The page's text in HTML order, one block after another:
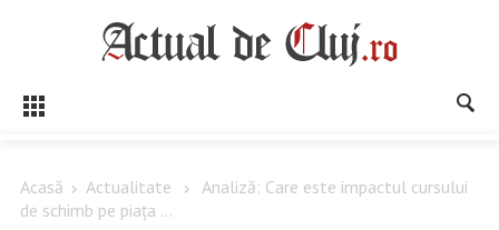
Acasă Actualitate
Analiză: Care este impactul cursului
de schimb pe piața ...